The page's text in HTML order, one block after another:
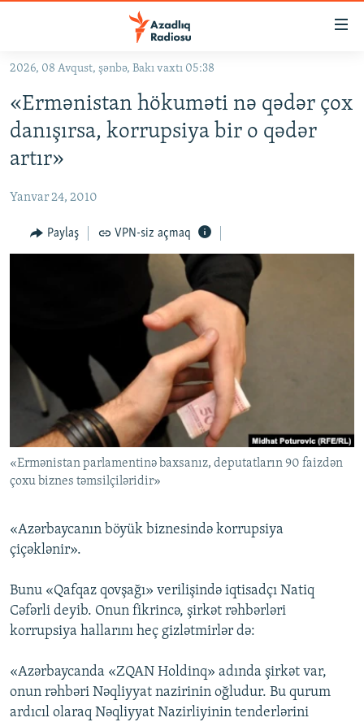
Əsas
qayıt
Əsas
naviqasiyaya
qayıt
KORRUPSIOMETR
FƏRQƏ BAX
QANUNI DOĞRU
İNFOQRAFIKA
KARIKATURA
AZƏRBAYCAN ƏDƏBIYYATI KITABXANASI
İSLAM VƏ DEMOKRATIYA
İZ - MƏDƏNIYYƏT PROQRAMI
MISSIYAMIZ
PEŞƏ ETIKASI VƏ JURNALISTIKA STANDARTLARIMIZ
MATERIALLARIMIZDAN ISTIFADƏ
AZADLIQRADIOSU MOBIL TELEFONUNUZDA
XƏBƏR BÜLLETENLƏRIMIZ
BIZI IZLƏ
RFE/RL-in bütün saytları
2026, 08 Avqust, şənbə, Bakı vaxtı 05:38
«Ermənistan hökuməti nə qədər çox
danışırsa, korrupsiya bir o qədər
artır»
Yanvar 24, 2010
Paylaş VPN-siz açmaq
«Ermənistan parlamentinə baxsanız, deputatların 90 faizdən
çoxu biznes təmsilçiləridir»
«Azərbaycanın böyük biznesində korrupsiya
çiçəklənir».
Bunu «Qafqaz qovşağı» verilişində iqtisadçı Natiq
Cəfərli deyib. Onun fikrincə, şirkət rəhbərləri
korrupsiya hallarını heç gizlətmirlər də:
«Azərbaycanda «ZQAN Holdinq» adında şirkət var,
onun rəhbəri Nəqliyyat nazirinin oğludur. Bu qurum
ardıcıl olaraq Nəqliyyat Nazirliyinin tenderlərini